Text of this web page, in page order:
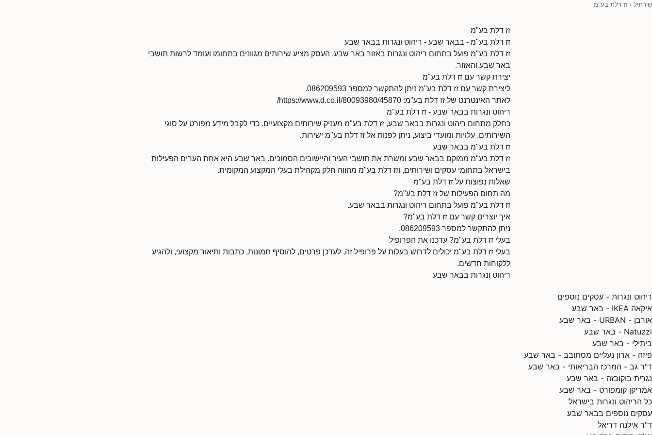
שירתיל › זז דלת בע"מ
זז דלת בע"מ
זז דלת בע"מ - בבאר שבע - ריהוט ונגרות בבאר שבע
זז דלת בע"מ פועל בתחום ריהוט ונגרות באזור באר שבע. העסק מציע שירותים מגוונים בתחומו ועומד לרשות תושבי
באר שבע והאזור.
יצירת קשר עם זז דלת בע"מ
ליצירת קשר עם זז דלת בע"מ ניתן להתקשר למספר 086209593.
לאתר האינטרנט של זז דלת בע"מ: https://www.d.co.il/80093980/45870/
ריהוט ונגרות בבאר שבע - זז דלת בע"מ
כחלק מתחום ריהוט ונגרות בבאר שבע, זז דלת בע"מ מעניק שירותים מקצועיים. כדי לקבל מידע מפורט על סוגי
השירותים, עלויות ומועדי ביצוע, ניתן לפנות אל זז דלת בע"מ ישירות.
זז דלת בע"מ בבאר שבע
זז דלת בע"מ ממוקם בבאר שבע ומשרת את תושבי העיר והיישובים הסמוכים. באר שבע היא אחת הערים הפעילות
בישראל בתחומי עסקים ושירותים, וזז דלת בע"מ מהווה חלק מקהילת בעלי המקצוע המקומית.
שאלות נפוצות על זז דלת בע"מ
מה תחום הפעילות של זז דלת בע"מ?
זז דלת בע"מ פועל בתחום ריהוט ונגרות בבאר שבע.
איך יוצרים קשר עם זז דלת בע"מ?
ניתן להתקשר למספר 086209593.
בעלי זז דלת בע"מ? עדכנו את הפרופיל
בעלי זז דלת בע"מ יכולים לדרוש בעלות על פרופיל זה, לעדכן פרטים, להוסיף תמונות, כתבות ותיאור מקצועי, ולהגיע
ללקוחות חדשים.
ריהוט ונגרות בבאר שבע
ריהוט ונגרות - עסקים נוספים
איקאה IKEA - באר שבע
אורבן - URBAN - באר שבע
Natuzzi - באר שבע
ביתילי - באר שבע
פיזה - ארון נעליים מסתובב - באר שבע
ד"ר גב - המרכז הבריאותי - באר שבע
נגרית בוקובזה - באר שבע
אמריקן קומפורט - באר שבע
כל הריהוט ונגרות בישראל
עסקים נוספים בבאר שבע
ד"ר אילנה דריאל